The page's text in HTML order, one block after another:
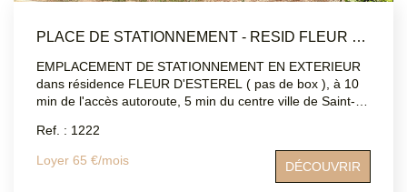
PLACE DE STATIONNEMENT - RESID FLEUR D ESTEREL - SAINT RAPHAEL
EMPLACEMENT DE STATIONNEMENT EN EXTERIEUR
dans résidence FLEUR D'ESTEREL ( pas de box ), à 10
min de l'accès autoroute, 5 min du centre ville de Saint-
Ref. : 1222
Loyer 65 €/mois DÉCOUVRIR